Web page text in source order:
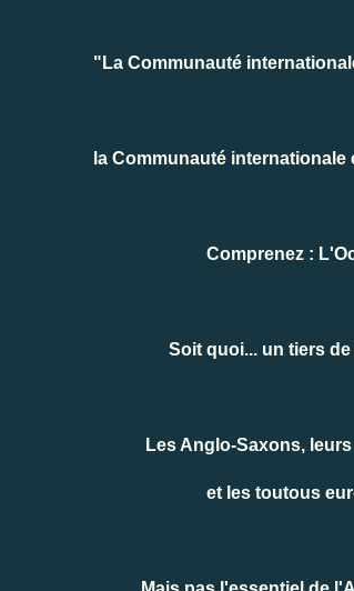
"La Communauté
la Communauté
Comprenez :
Soit quoi... un tiers
Les Anglo-Saxons,
et les toutous